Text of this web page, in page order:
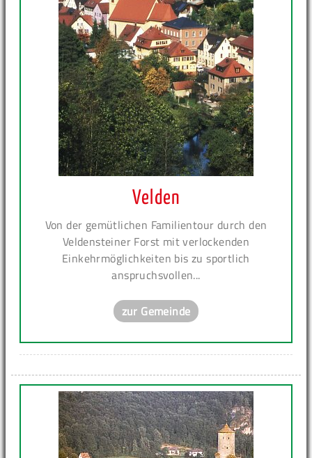
Velden
Von der gemütlichen Familientour durch den
Veldensteiner Forst mit verlockenden
Einkehrmöglichkeiten bis zu sportlich
anspruchsvollen...
zur Gemeinde